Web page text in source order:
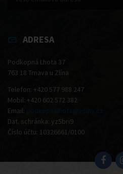
ADRESA
Podkopná Lhota 37
763 18 Trnava u Zlína
Telefon: +420 577 988 247
Mobil: +420 602 572 382
Email: podkopnalhota@volny.cz
Dat. schránka: yz5bri9
Číslo účtu: 10326661/0100